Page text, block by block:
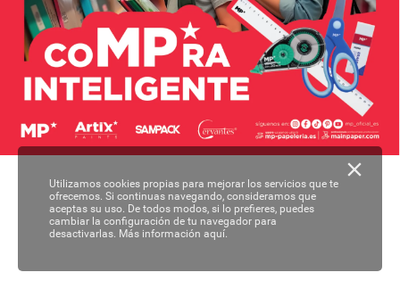
Utilizamos cookies propias para mejorar los servicios que te
ofrecemos. Si continuas navegando, consideramos que
aceptas su uso. De todos modos, si lo prefieres, puedes
cambiar la configuración de tu navegador para
desactivarlas. Más información aquí.